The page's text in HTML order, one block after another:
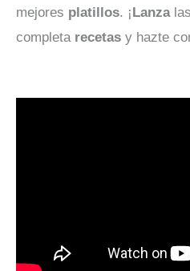
mejores platillos. ¡ Lanzalas
completa recetas y hazte